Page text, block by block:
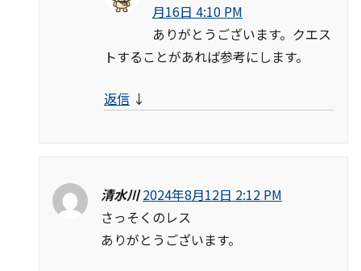
月16日 4:10 PM
ありがとうございます。クエス
トすることがあれば参考にします。
返信 ↓
清水川 2024年8月12日 2:12 PM
さっそくのレス
ありがとうございます。